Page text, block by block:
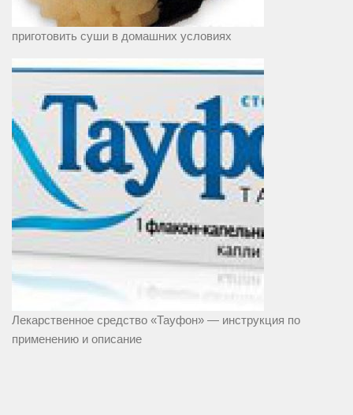
приготовить суши в домашних условиях
Лекарственное средство «Тауфон» — инструкция по
применению и описание